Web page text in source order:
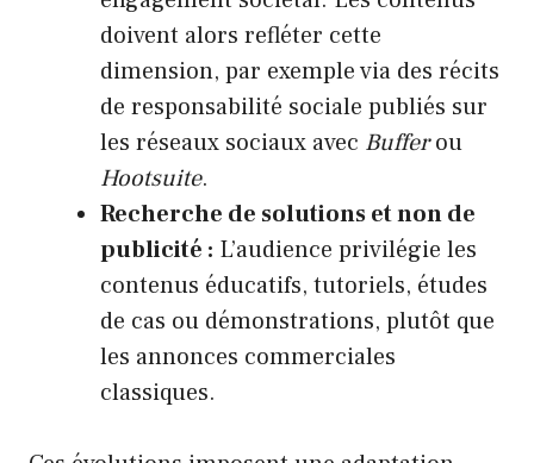
doivent alors refléter cette
dimension, par exemple via des récits
de responsabilité sociale publiés sur
les réseaux sociaux avec Bufferou
Hootsuite.
Recherche de solutions et non de
publicité : L’audience privilégie les
contenus éducatifs, tutoriels, études
de cas ou démonstrations, plutôt que
les annonces commerciales
classiques.